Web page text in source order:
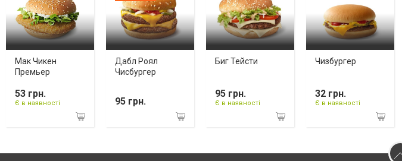
Мак Чикен
Премьер
53 грн.
Є в наявності
Дабл Роял
Чисбургер
95 грн.
Биг Тейсти
95 грн.
Є в наявності
Чизбургер
32 грн.
Є в наявності